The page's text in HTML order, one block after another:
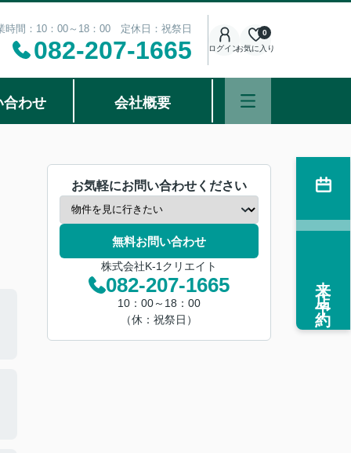
時間：10：00～18：00 定休日：祝祭日
082-207-1665 ログインお気に入り
0
合わせ 会社概要
お気軽にお問い合わせください
無料お問い合わせ
株式会社K-1クリエイト
082-207-1665
10：00～18：00
（休：祝祭日）
来店予約